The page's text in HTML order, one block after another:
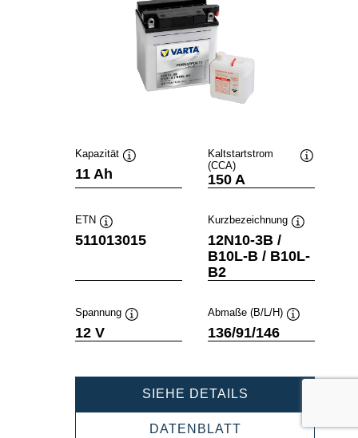
Kapazität
11 Ah
Kaltstartstrom
(CCA)
150 A
ETN
Quickinfo
511013015
Kurzbezeichnung
12N10-3B /
B10L-B / B10L-
B2
Spannung
12 V
Abmaße (B/L/H)
136/91/146
SIEHE DETAILS
DATENBLATTPOWERSPORTS